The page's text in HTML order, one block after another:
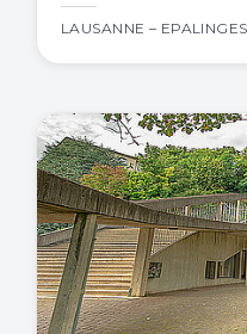
LAUSANNE – EPALINGES